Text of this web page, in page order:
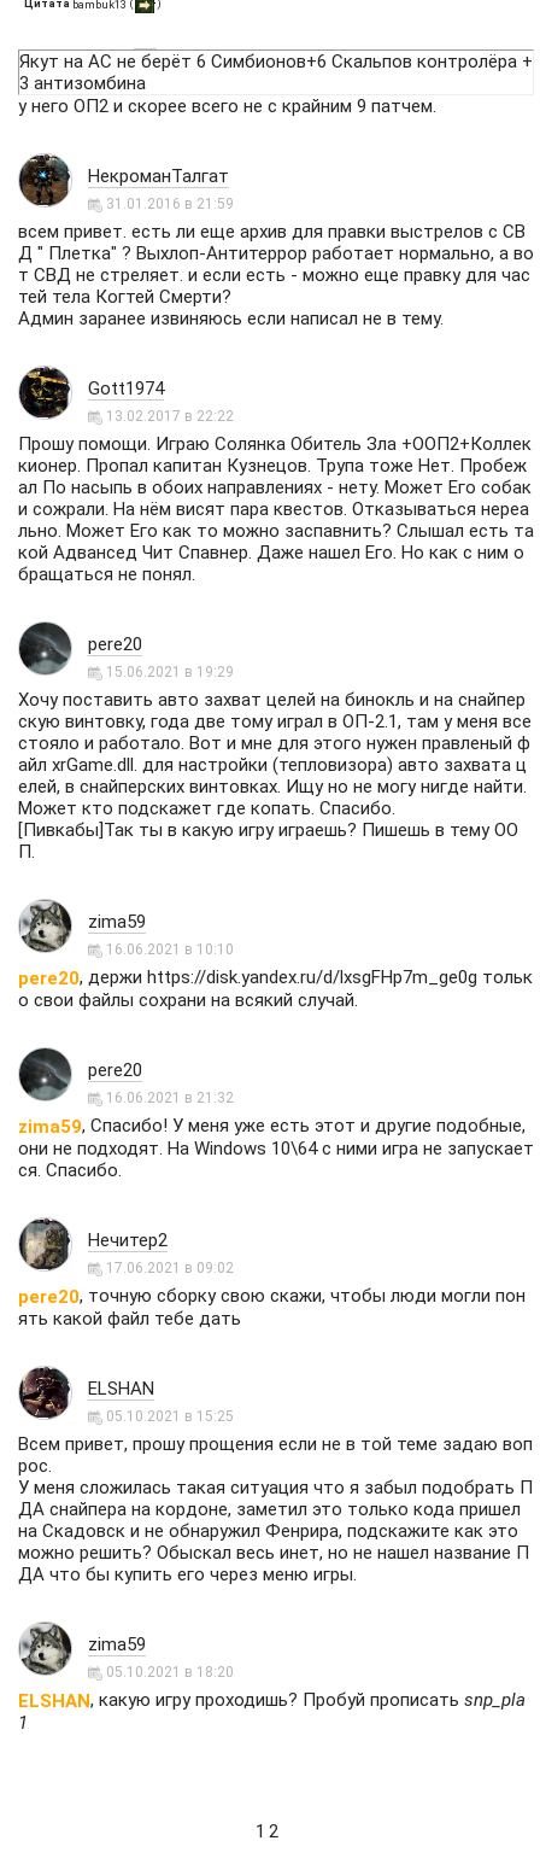
Цитата bambuk13 ( )
Якут на АС не берёт 6 Симбионов+6 Скальпов контролёра +
3 антизомбина
у него ОП2 и скорее всего не с крайним 9 патчем.
НекроманТалгат
31.01.2016 в 21:59
всем привет. есть ли еще архив для правки выстрелов с СВ
Д " Плетка" ? Выхлоп-Антитеррор работает нормально, а во
т СВД не стреляет. и если есть - можно еще правку для час
тей тела Когтей Смерти?
Админ заранее извиняюсь если написал не в тему.
Gott1974
13.02.2017 в 22:22
Прошу помощи. Играю Солянка Обитель Зла +ООП2+Коллек
кионер. Пропал капитан Кузнецов. Трупа тоже Нет. Пробеж
ал По насыпь в обоих направлениях - нету. Может Его собак
и сожрали. На нём висят пара квестов. Отказываться нереа
льно. Может Его как то можно заспавнить? Слышал есть та
кой Адвансед Чит Спавнер. Даже нашел Его. Но как с ним о
бращаться не понял.
pere20
15.06.2021 в 19:29
Хочу поставить авто захват целей на бинокль и на снайпер
скую винтовку, года две тому играл в ОП-2.1, там у меня все
стояло и работало. Вот и мне для этого нужен правленый ф
айл xrGame.dll. для настройки (тепловизора) авто захвата ц
елей, в снайперских винтовках. Ищу но не могу нигде найти.
Может кто подскажет где копать. Спасибо.
[Пивкабы]Так ты в какую игру играешь? Пишешь в тему ОО
П.
zima59
16.06.2021 в 10:10
pere20, держи https://disk.yandex.ru/d/lxsgFHp7m_ge0g тольк
о свои файлы сохрани на всякий случай.
pere20
16.06.2021 в 21:32
zima59, Спасибо! У меня уже есть этот и другие подобные,
они не подходят. На Windows 10\64 c ними игра не запускает
ся. Спасибо.
Нечитер2
17.06.2021 в 09:02
pere20, точную сборку свою скажи, чтобы люди могли пон
ять какой файл тебе дать
ELSHAN
05.10.2021 в 15:25
Всем привет, прошу прощения если не в той теме задаю воп
рос.
У меня сложилась такая ситуация что я забыл подобрать П
ДА снайпера на кордоне, заметил это только кода пришел
на Скадовск и не обнаружил Фенрира, подскажите как это
можно решить? Обыскал весь инет, но не нашел название П
ДА что бы купить его через меню игры.
zima59
05.10.2021 в 18:20
ELSHAN, какую игру проходишь? Пробуй прописать snp_pla
1
1 2